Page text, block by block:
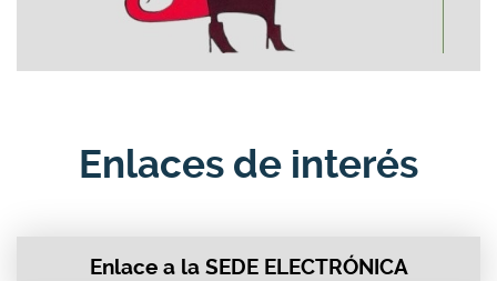
Enlaces de interés
Enlace a la SEDE ELECTRÓNICA